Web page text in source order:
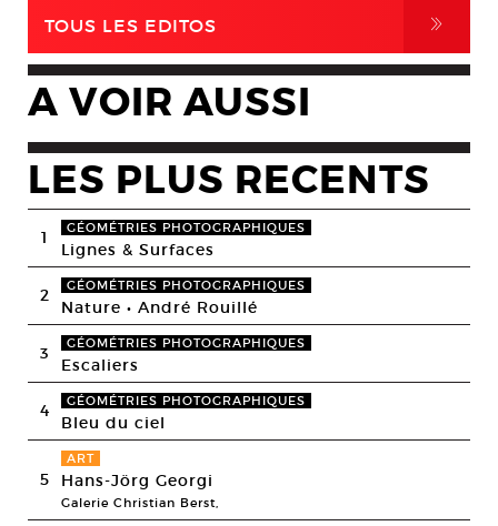
TOUS LES EDITOS ,
A VOIR AUSSI
LES PLUS RECENTS
1 GÉOMÉTRIES PHOTOGRAPHIQUES
Lignes & Surfaces
2 GÉOMÉTRIES PHOTOGRAPHIQUES
Nature • André Rouillé
3 GÉOMÉTRIES PHOTOGRAPHIQUES
Escaliers
4 GÉOMÉTRIES PHOTOGRAPHIQUES
Bleu du ciel
5
ART
Hans-Jörg Georgi
Galerie Christian Berst,